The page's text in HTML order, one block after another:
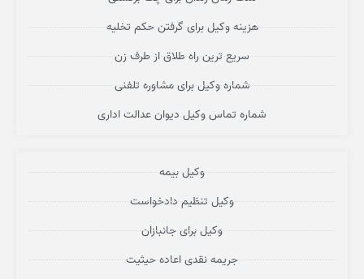
هزینه وکیل برای گرفتن حکم تخلیه
سریع ترین راه طلاق از طرف زن
شماره وکیل برای مشاوره تلفنی
شماره تماس وکیل دیوان عدالت اداری
وکیل بیمه
وکیل تنظیم دادخواست
وکیل برای جانبازان
جریمه نقدی اعاده حیثیت